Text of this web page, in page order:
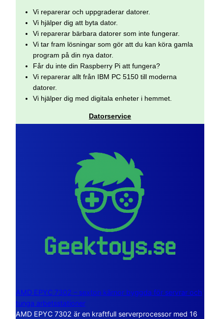
Vi reparerar och uppgraderar datorer.
Vi hjälper dig att byta dator.
Vi reparerar bärbara datorer som inte fungerar.
Vi tar fram lösningar som gör att du kan köra gamla
program på din nya dator.
Får du inte din Raspberry Pi att fungera?
Vi reparerar allt från IBM PC 5150 till moderna
datorer.
Vi hjälper dig med digitala enheter i hemmet.
Datorservice
AMD EPYC 7302 – sexton kärnor byggda för servrar och
tunga arbetsstationer
AMD EPYC 7302 är en kraftfull serverprocessor med 16